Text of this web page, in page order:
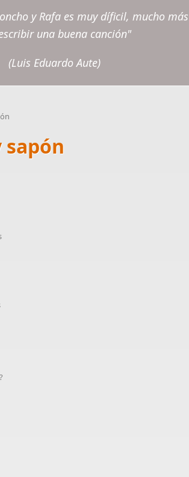
y Rafa es muy díficil, mucho más
una buena canción"
(Luis Eduardo Aute)
sapón